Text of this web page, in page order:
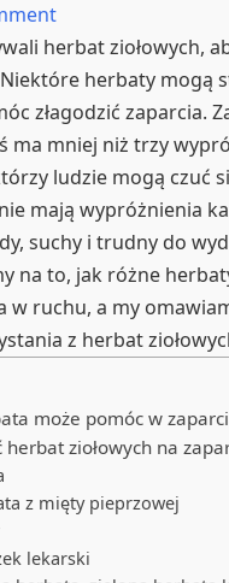
herbat ziołowych,
herbaty mogą
złagodzić zaparcia.
ma mniej niż trzy
ludzie mogą czuć
mają wypróżnienia
suchy i trudny do
na to, jak różne
w ruchu, a my
z herbat
może pomóc w
herbat ziołowych na
z mięty pieprzowej
lekarski